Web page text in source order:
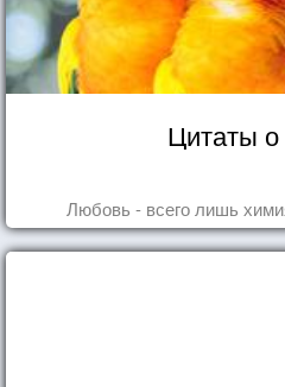
Цитаты
Любовь - всего лишь